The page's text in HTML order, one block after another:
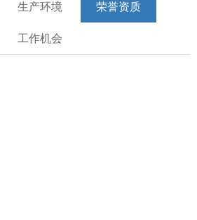
生产环境 荣誉资质
工作机会